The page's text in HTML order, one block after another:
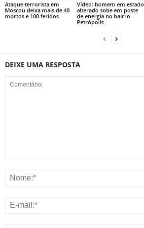
Ataque terrorista em
Moscou deixa mais de 40
mortos e 100 feridos
Vídeo: homem em estado
alterado sobe em poste
de energia no bairro
Petrópolis
DEIXE UMA RESPOSTA